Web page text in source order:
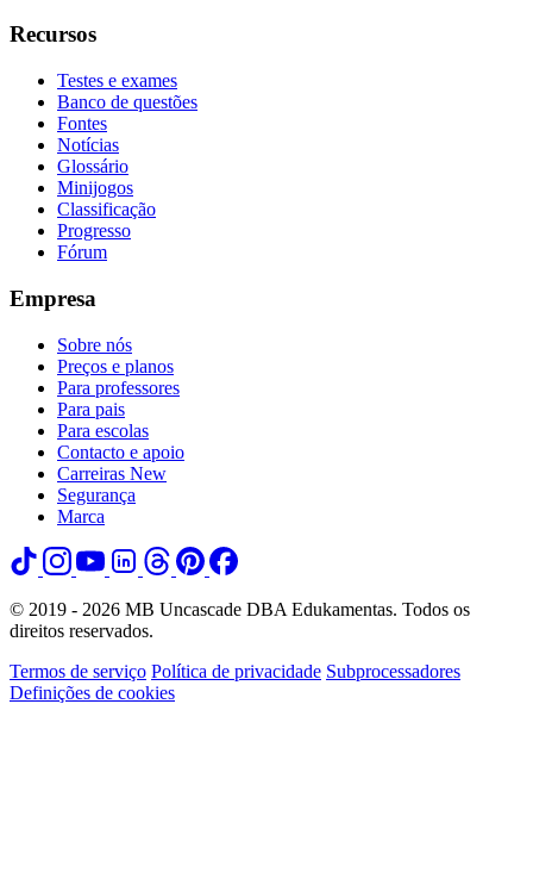
Recursos
Testes e exames
Banco de questões
Fontes
Notícias
Glossário
Minijogos
Classificação
Progresso
Fórum
Empresa
Sobre nós
Preços e planos
Para professores
Para pais
Para escolas
Contacto e apoio
Carreiras New
Segurança
Marca
© 2019 - 2026 MB Uncascade DBA Edukamentas. Todos os
direitos reservados.
Termos de serviço Política de privacidade Subprocessadores
Definições de cookies